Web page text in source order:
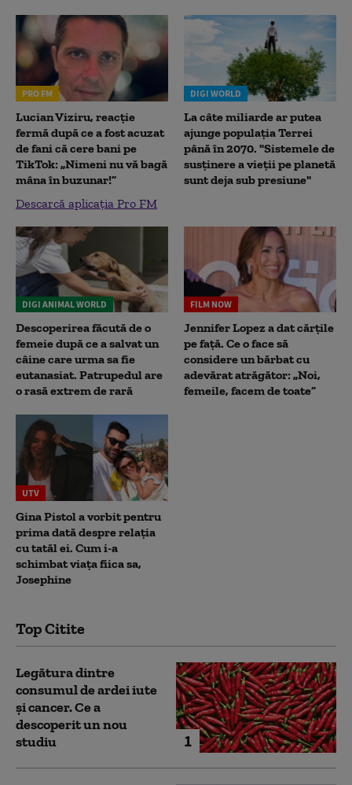
PRO FM
Lucian Viziru, reacție
fermă după ce a fost acuzat
de fani că cere bani pe
TikTok: „Nimeni nu vă bagă
mâna în buzunar!”
Descarcă aplicația Pro FM
DIGI WORLD
La câte miliarde ar putea
ajunge populația Terrei
până în 2070. "Sistemele de
susținere a vieții pe planetă
sunt deja sub presiune"
DIGI ANIMAL WORLD
Descoperirea făcută de o
femeie după ce a salvat un
câine care urma sa fie
eutanasiat. Patrupedul are
o rasă extrem de rară
FILM NOW
Jennifer Lopez a dat cărțile
pe față. Ce o face să
considere un bărbat cu
adevărat atrăgător: „Noi,
femeile, facem de toate”
UTV
Gina Pistol a vorbit pentru
prima dată despre relația
cu tatăl ei. Cum i-a
schimbat viața fiica sa,
Josephine
Top Citite
1
Legătura dintre
consumul de ardei iute
și cancer. Ce a
descoperit un nou
studiu